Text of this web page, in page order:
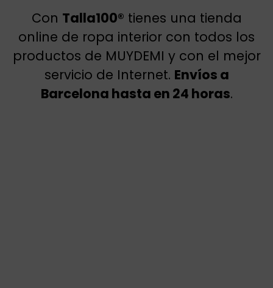
Con Talla100® tienes una tienda
online de ropa interior con todos los
productos de MUYDEMI y con el mejor
servicio de Internet. Envíos a
Barcelona hasta en 24 horas.